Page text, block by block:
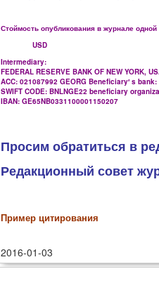
Стоймость опубликования в журнале
USD
Intermediary:
FEDERAL RESERVE BANK OF NEW YORK,
ACC: 021087992 GEORG Beneficiary′ s
SWIFT CODE: BNLNGE22 beneficiary
IBAN: GE65NB0331100001150207
Просим обратиться в
Редакционный совет
Пример цитирования
2016-01-03